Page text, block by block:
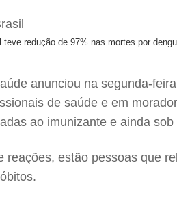
redução de 97% nas mortes por
anunciou na segunda-
de saúde e em
ao imunizante e ainda
reações, estão pessoas que